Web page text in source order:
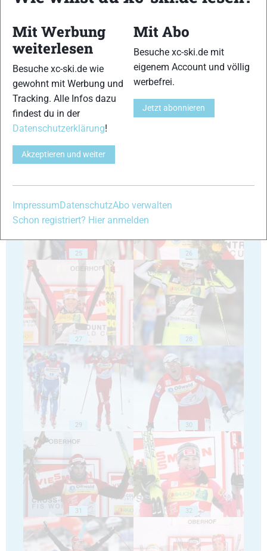
21
25 26
27 28
29 30
31 32
Mit Werbung
weiterlesen
Besuche xc-ski.de wie
gewohnt mit Werbung und
Tracking. Alle Infos dazu
findest du in der
Datenschutzerklärung!
Akzeptieren und weiter
Mit Abo
Besuche xc-ski.de mit
eigenem Account und völlig
werbefrei.
Jetzt abonnieren
ImpressumDatenschutzAbo verwalten
Schon registriert? Hier anmelden